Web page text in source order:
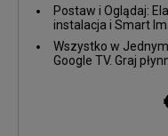
Postaw i Oglądaj:
instalacja i Smart
idealny obraz na
Wszystko w
Google TV. Graj